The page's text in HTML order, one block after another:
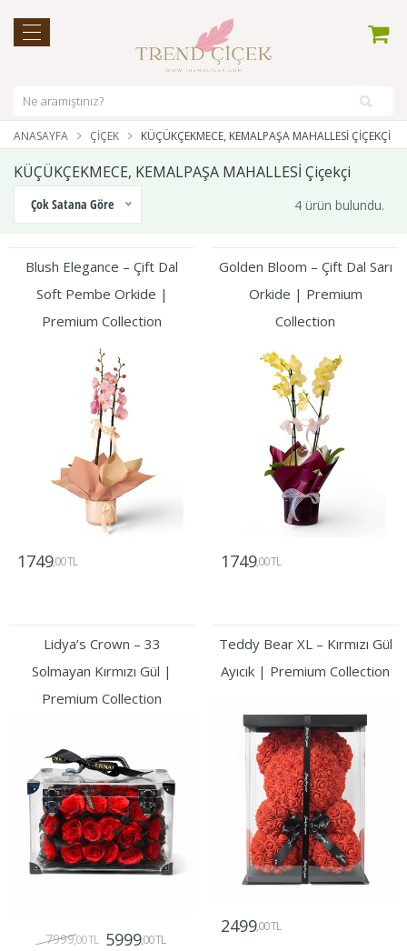
ANASAYFA ÇIÇEK KÜÇÜKÇEKMECE, KEMALPAŞA MAHALLESİ ÇIÇEKÇI
KÜÇÜKÇEKMECE, KEMALPAŞA MAHALLESİ Çiçekçi
Çok Satana Göre 4 ürün bulundu.
Blush Elegance – Çift Dal
Soft Pembe Orkide |
Premium Collection
1749,00 TL
Golden Bloom – Çift Dal Sarı
Orkide | Premium
Collection
1749,00 TL
Lidya’s Crown – 33
Solmayan Kırmızı Gül |
Premium Collection
7999,00 TL 5999,00 TL
Teddy Bear XL – Kırmızı Gül
Ayıcık | Premium Collection
2499,00 TL